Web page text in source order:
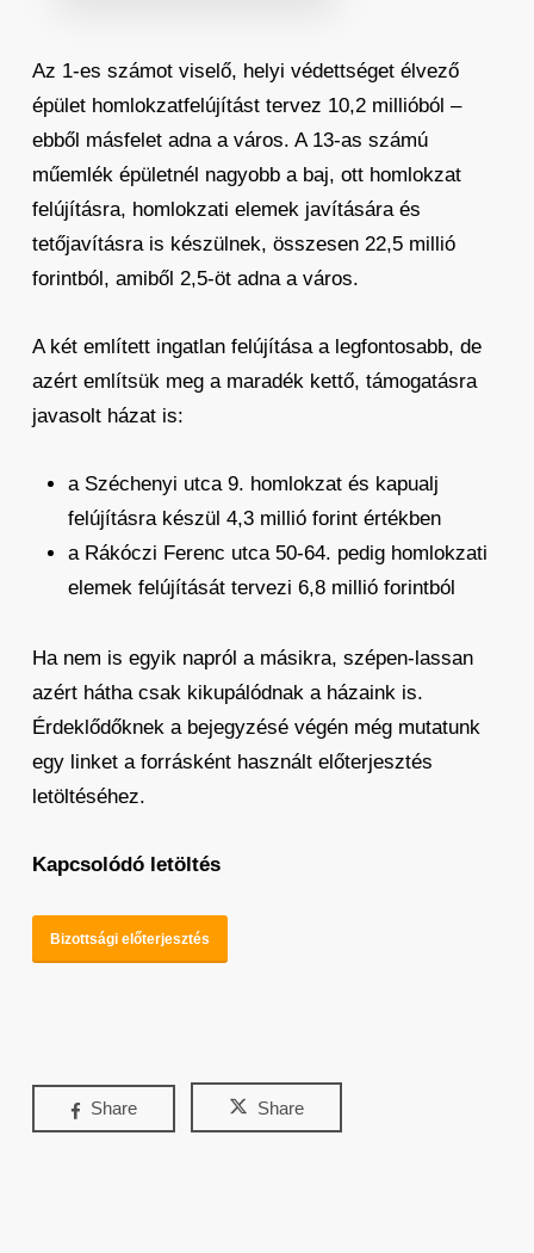
Az 1-es számot viselő, helyi védettséget élvező
épület homlokzatfelújítást tervez 10,2 millióból –
ebből másfelet adna a város. A 13-as számú
műemlék épületnél nagyobb a baj, ott homlokzat
felújításra, homlokzati elemek javítására és
tetőjavításra is készülnek, összesen 22,5 millió
forintból, amiből 2,5-öt adna a város.
A két említett ingatlan felújítása a legfontosabb, de
azért említsük meg a maradék kettő, támogatásra
javasolt házat is:
a Széchenyi utca 9. homlokzat és kapualj
felújításra készül 4,3 millió forint értékben
a Rákóczi Ferenc utca 50-64. pedig homlokzati
elemek felújítását tervezi 6,8 millió forintból
Ha nem is egyik napról a másikra, szépen-lassan
azért hátha csak kikupálódnak a házaink is.
Érdeklődőknek a bejegyzésé végén még mutatunk
egy linket a forrásként használt előterjesztés
letöltéséhez.
Kapcsolódó letöltés
Bizottsági előterjesztés
Share Share